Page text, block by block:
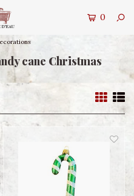
0
cane Christmas